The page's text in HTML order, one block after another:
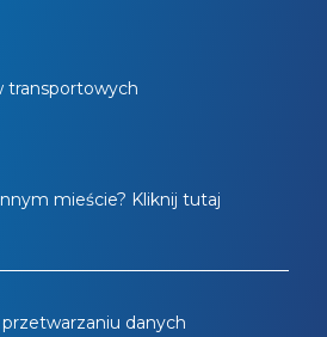
transportowych
mieście? Kliknij tutaj
danych